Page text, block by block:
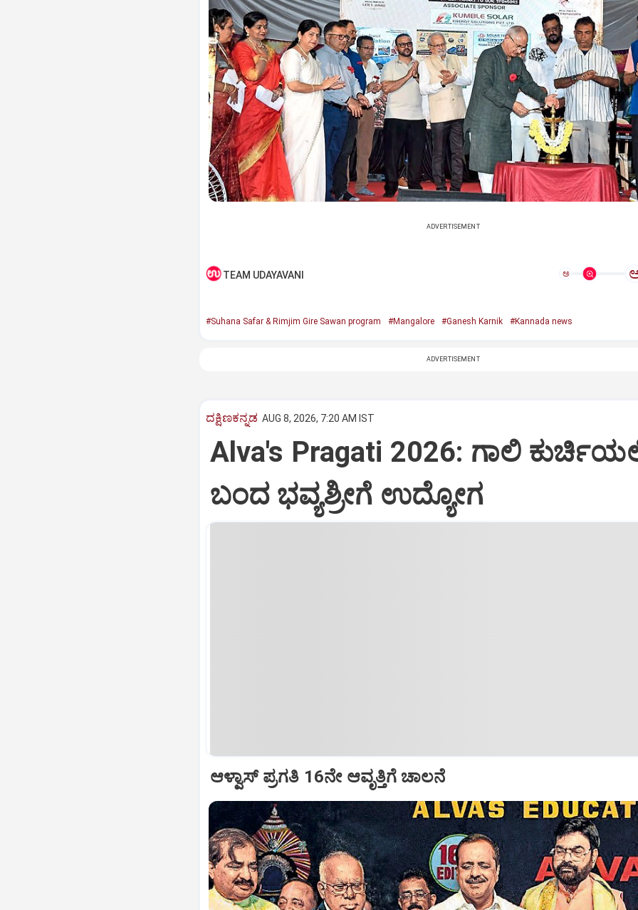
ADVERTISEMENT
TEAM UDAYAVANI ಅ
#Suhana Safar & Rimjim Gire Sawan program #Mangalore #Ganesh Karnik #Kannada news
ADVERTISEMENT
ದಕ್ಷಿಣಕನ್ನಡ AUG 8, 2026, 7:20 AM IST
Alva's Pragati 2026: ಗಾಲಿ
ಬಂದ ಭವ್ಯಶ್ರೀಗೆ ಉದ್ಯೋಗ
ಆಳ್ವಾಸ್‌ ಪ್ರಗತಿ 16ನೇ ಆವೃತ್ತಿಗೆ ಚಾಲನೆ